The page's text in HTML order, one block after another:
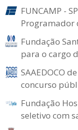
FUNCAMP -
Programador
Fundação
para o cargo
SAAEDOCO
concurso
Fundação
seletivo com